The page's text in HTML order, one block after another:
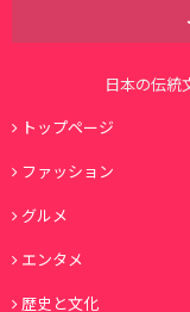
日本の伝統
トップページ
ファッション
グルメ
エンタメ
歴史と文化